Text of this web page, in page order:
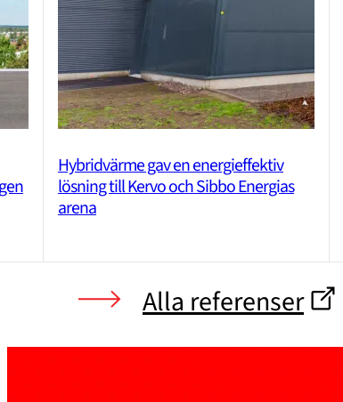
Hybridvärme gav en energieffektiv
lösning till Kervo och Sibbo Energias
arena
Alla referenser